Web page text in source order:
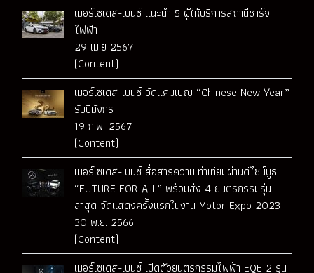
เมอร์เซเดส-เบนซ์ แนะนำ 5 ผู้ให้บริการสถานีชาร์จ
ไฟฟ้า
29 เม.ย 2567
(Content)
เมอร์เซเดส-เบนซ์ อัดแคมเปญ “Chinese New Year”
รับปีมังกร
19 ก.พ. 2567
(Content)
เมอร์เซเดส-เบนซ์ สื่อสารความเท่าเทียมผ่านดีไซน์บูธ
“FUTURE FOR ALL” พร้อมส่ง 4 ยนตรกรรมรุ่น
ล่าสุด จัดแสดงครั้งแรกในงาน Motor Expo 2023
30 พ.ย. 2566
(Content)
เมอร์เซเดส-เบนซ์ เปิดตัวยนตรกรรมไฟฟ้า EQE 2 รุ่น